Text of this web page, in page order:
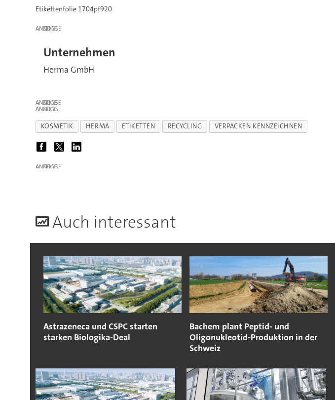
Etikettenfolie 1704pf920
ANZEIGE
Unternehmen
Herma GmbH
ANZEIGE
ANZEIGE
KOSMETIK HERMA ETIKETTEN RECYCLING VERPACKEN KENNZEICHNEN
ANZEIGE
Auch interessant
Astrazeneca und CSPC starten
starken Biologika-Deal
Bachem plant Peptid- und
Oligonukleotid-Produktion in der
Schweiz